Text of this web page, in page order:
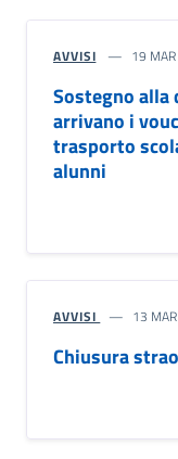
AVVISI 19
Sostegno
arrivano i
trasporto
alunni
AVVISI 13
Chiusura